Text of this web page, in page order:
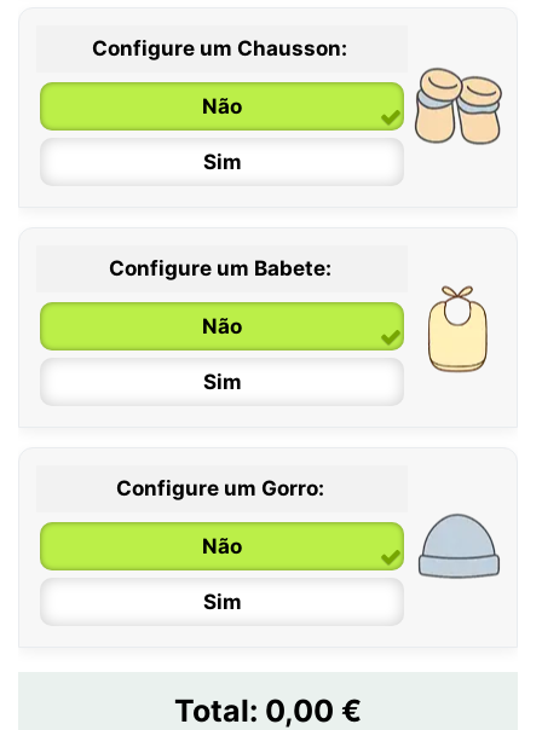
0 / 6 meses
6 / 12 meses
12 / 18 meses
Configure um Chausson:
Não
Sim
Configure um Babete:
Não
Sim
Configure um Gorro:
Não
Sim
Total: 0,00 €